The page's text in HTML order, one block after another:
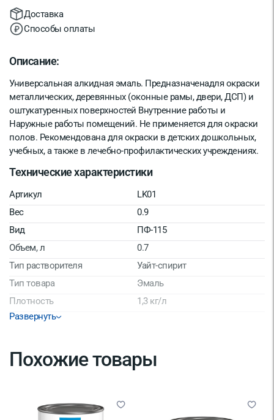
Доставка
Способы оплаты
Описание:
Универсальная алкидная эмаль. Предназначенадля окраски
металлических, деревянных (оконные рамы, двери, ДСП) и
оштукатуренных поверхностей Внутренние работы и
Наружные работы помещений. Не применяется для окраски
полов. Рекомендована для окраски в детских дошкольных,
учебных, а также в лечебно-профилактических учреждениях.
Технические характеристики
Артикул
LK01
Вес
0.9
Вид
ПФ-115
Объем, л
0.7
Тип растворителя
Уайт-спирит
Тип товара
Эмаль
Плотность
1,3 кг/л
Фасовка
Расход м2/л
9
Степень блеска
Развернуть
Похожие товары